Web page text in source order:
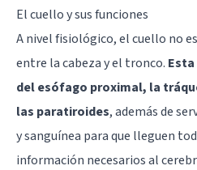
El cuello y sus funciones
A nivel fisiológico, el cuello no
entre la cabeza y el tronco.
del esófago proximal, la
las paratiroides, además de
y sanguínea para que lleguen
información necesarios al